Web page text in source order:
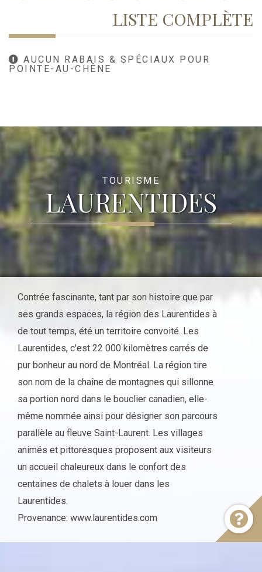
LISTE COMPLÈTE
AUCUN RABAIS & SPÉCIAUX POUR
POINTE-AU-CHÊNE
TOURISME
LAURENTIDES
Contrée fascinante, tant par son histoire que par
ses grands espaces, la région des Laurentides à
de tout temps, été un territoire convoité. Les
Laurentides, c'est 22 000 kilomètres carrés de
pur bonheur au nord de Montréal. La région tire
son nom de la chaîne de montagnes qui sillonne
sa portion nord dans le bouclier canadien, elle-
même nommée ainsi pour désigner son parcours
parallèle au fleuve Saint-Laurent. Les villages
animés et pittoresques proposent aux visiteurs
un accueil chaleureux dans le confort des
centaines de chalets à louer dans les
Laurentides.
Provenance: www.laurentides.com